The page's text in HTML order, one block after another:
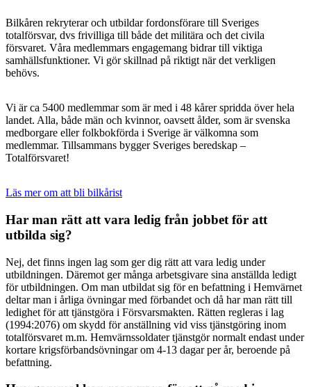
Bilkåren rekryterar och utbildar fordonsförare till Sveriges
totalförsvar, dvs frivilliga till både det militära och det civila
försvaret. Våra medlemmars engagemang bidrar till viktiga
samhällsfunktioner. Vi gör skillnad på riktigt när det verkligen
behövs.
Vi är ca 5400 medlemmar som är med i 48 kårer spridda över hela
landet. Alla, både män och kvinnor, oavsett ålder, som är svenska
medborgare eller folkbokförda i Sverige är välkomna som
medlemmar. Tillsammans bygger Sveriges beredskap –
Totalförsvaret!
Läs mer om att bli bilkårist
Har man rätt att vara ledig från jobbet för att
utbilda sig?
Nej, det finns ingen lag som ger dig rätt att vara ledig under
utbildningen. Däremot ger många arbetsgivare sina anställda ledigt
för utbildningen. Om man utbildat sig för en befattning i Hemvärnet
deltar man i årliga övningar med förbandet och då har man rätt till
ledighet för att tjänstgöra i Försvarsmakten. Rätten regleras i lag
(1994:2076) om skydd för anställning vid viss tjänstgöring inom
totalförsvaret m.m. Hemvärnssoldater tjänstgör normalt endast under
kortare krigsförbandsövningar om 4-13 dagar per år, beroende på
befattning.